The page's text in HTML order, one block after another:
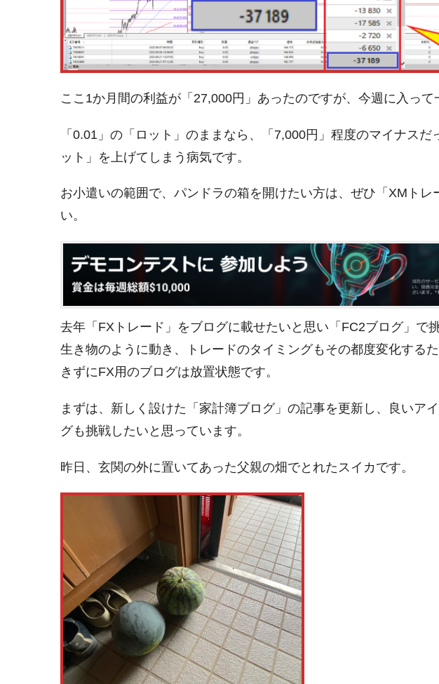
ここ1か月間の利益が「27,000円」あったのですが、今週に入って
「0.01」の「ロット」のままなら、「7,000円」程度のマイナス
ット」を上げてしまう病気です。
お小遣いの範囲で、パンドラの箱を開けたい方は、ぜひ「XMトレ
い。
去年「FXトレード」をブログに載せたいと思い「FC2ブログ」で
生き物のように動き、トレードのタイミングもその都度変化する
きずにFX用のブログは放置状態です。
まずは、新しく設けた「家計簿ブログ」の記事を更新し、良いア
グも挑戦したいと思っています。
昨日、玄関の外に置いてあった父親の畑でとれたスイカです。